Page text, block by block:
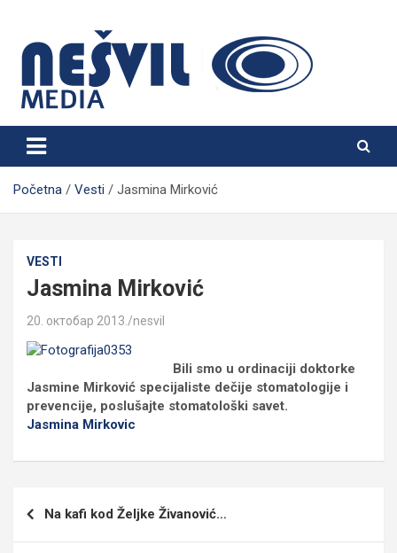
content
Nešvil Media Bogatić
Početna Vesti Jasmina Mirković
VESTI
Jasmina Mirković
20. октобар 2013. nesvil
Bili smo u ordinaciji doktorke
Jasmine Mirković specijaliste dečije stomatologije i
prevencije, poslušajte stomatološki savet.
Jasmina Mirkovic
Na kafi kod Željke Živanović…